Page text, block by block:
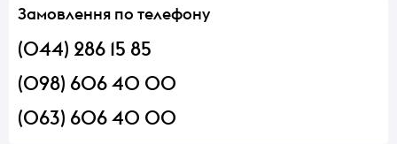
Замовлення по телефону
(044) 286 15 85
(098) 606 40 00
(063) 606 40 00